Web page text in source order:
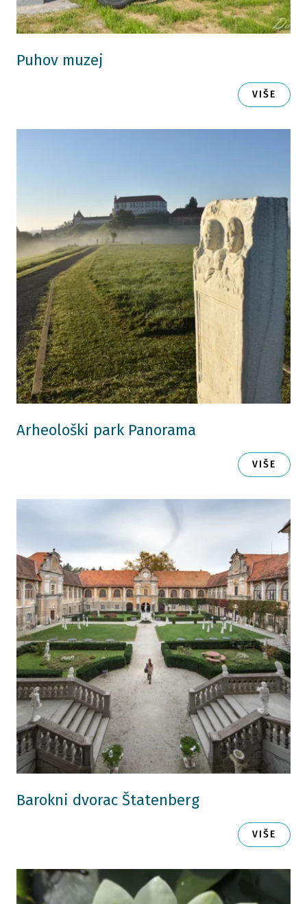
Puhov muzej
VIŠE
Arheološki park Panorama
VIŠE
Barokni dvorac Štatenberg
VIŠE